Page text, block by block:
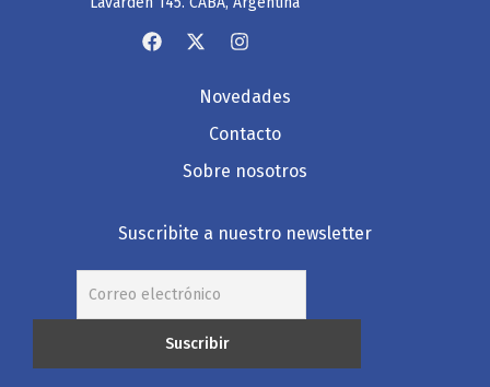
Novedades
Contacto
Sobre nosotros
Suscribite a nuestro newsletter